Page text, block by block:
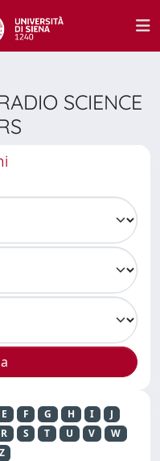
SCIENCE
E F G H I
J
R S T U V
W
Z